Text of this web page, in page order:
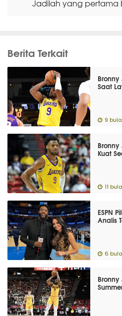
Jadilah yang pertama
Berita Terkait
Saat
9
Bronny
Kuat
11
ESPN
Analis
6